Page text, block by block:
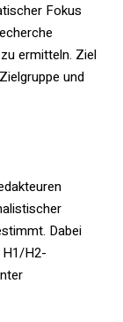
Fokus
ermitteln. Ziel
und
Dabei
H1/H2-